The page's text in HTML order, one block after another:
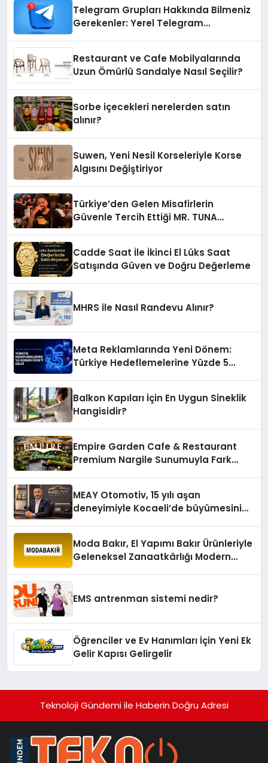
Telegram Grupları Hakkında Bilmeniz
Gerekenler: Yerel Telegram
Restaurant ve Cafe Mobilyalarında
Uzun Ömürlü Sandalye Nasıl Seçilir?
Sorbe içecekleri nerelerden satın
alınır?
Suwen, Yeni Nesil Korseleriyle Korse
Algısını Değiştiriyor
Türkiye’den Gelen Misafirlerin
Güvenle Tercih Ettiği MR. TUNA
Cadde Saat İle İkinci El Lüks Saat
Satışında Güven ve Doğru Değerleme
MHRS ile Nasıl Randevu Alınır?
Meta Reklamlarında Yeni Dönem:
Türkiye Hedeflemelerine Yüzde 5
Balkon Kapıları İçin En Uygun Sineklik
Hangisidir?
Empire Garden Cafe & Restaurant
Premium Nargile Sunumuyla Fark
MEAY Otomotiv, 15 yılı aşan
deneyimiyle Kocaeli’de büyümesini
Moda Bakır, El Yapımı Bakır Ürünleriyle
Geleneksel Zanaatkârlığı Modern
EMS antrenman sistemi nedir?
Öğrenciler ve Ev Hanımları İçin Yeni Ek
Gelir Kapısı Gelirgelir
Teknoloji Gündemi ile Haberin Doğru Adresi